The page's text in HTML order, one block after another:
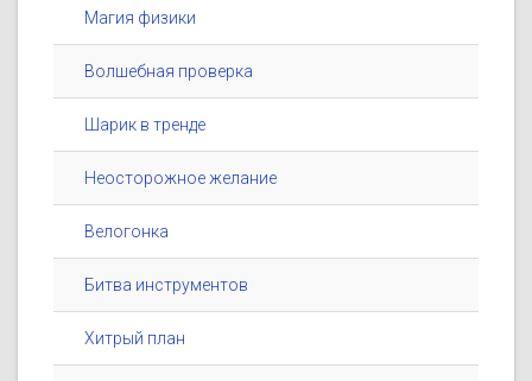
Магия физики
Волшебная проверка
Шарик в тренде
Неосторожное желание
Велогонка
Битва инструментов
Хитрый план